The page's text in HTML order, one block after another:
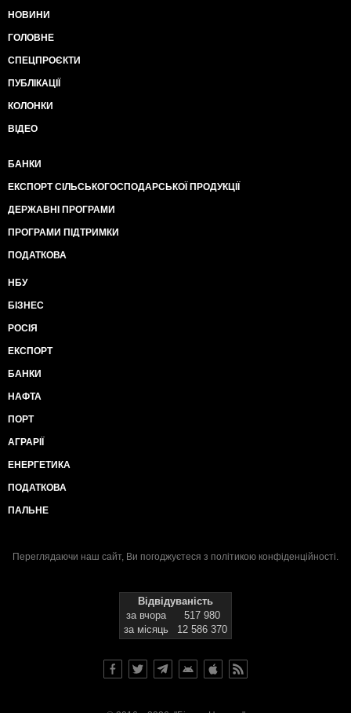
НОВИНИ
ГОЛОВНЕ
СПЕЦПРОЄКТИ
ПУБЛІКАЦІЇ
КОЛОНКИ
ВІДЕО
БАНКИ
ЕКСПОРТ СІЛЬСЬКОГОСПОДАРСЬКОЇ ПРОДУКЦІЇ
ДЕРЖАВНІ ПРОГРАМИ
ПРОГРАМИ ПІДТРИМКИ
ПОДАТКОВА
НБУ
БІЗНЕС
РОСІЯ
ЕКСПОРТ
БАНКИ
НАФТА
ПОРТ
АГРАРІЇ
ЕНЕРГЕТИКА
ПОДАТКОВА
ПАЛЬНЕ
Переглядаючи наш сайт, Ви погоджуєтеся з політикою конфіденційності.
Відвідуваність
за вчора
517 980
за місяць
12 586 370